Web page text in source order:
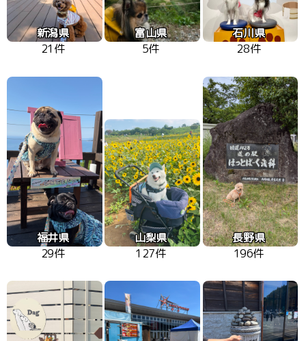
新潟県
21件
富山県
5件
石川県
28件
福井県
29件
山梨県
127件
長野県
196件